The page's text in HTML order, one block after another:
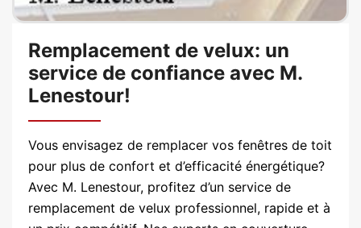
Remplacement de velux: un
service de confiance avec M.
Lenestour!
Vous envisagez de remplacer vos fenêtres de toit
pour plus de confort et d’efficacité énergétique?
Avec M. Lenestour, profitez d’un service de
remplacement de velux professionnel, rapide et à